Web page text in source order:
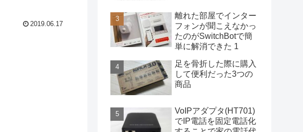
2019.06.17
離れた部屋でインター
フォンが聞こえなかっ
たのがSwitchBotで簡
単に解消できた 1
足を骨折した際に購入
して便利だった3つの
商品
VoIPアダプタ(HT701)
でIP電話を固定電話化